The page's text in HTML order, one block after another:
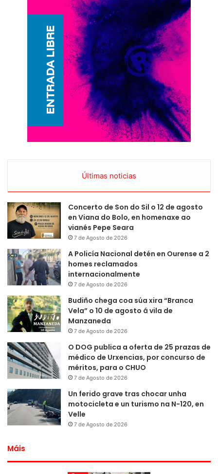
Últimas noticias
Concerto de Son do Sil o 12 de agosto
en Viana do Bolo, en homenaxe ao
vianés Pepe Seara
7 de Agosto de 2026
A Policía Nacional detén en Ourense a 2
homes reclamados
internacionalmente
7 de Agosto de 2026
Budiño chega coa súa xira “Branca
Vela” o 10 de agosto á vila de
Manzaneda
7 de Agosto de 2026
O DOG publica a oferta de 25 prazas de
médico de Urxencias, por concurso de
méritos, para o CHUO
7 de Agosto de 2026
Un ferido grave tras chocar unha
motocicleta e un turismo na N-120, en
Velle
7 de Agosto de 2026
Máis